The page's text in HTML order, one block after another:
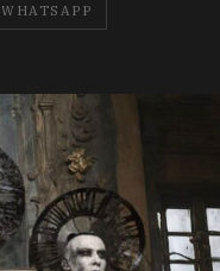
WHATSAPP